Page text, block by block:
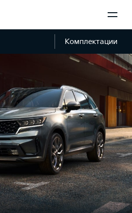
Комплектации